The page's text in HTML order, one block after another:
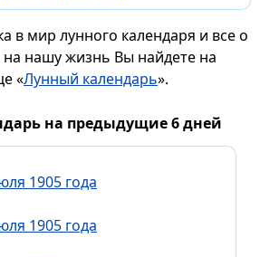
в мир лунного календаря и все о
нашу жизнь Вы найдете на
«Лунный календарь».
на предыдущие 6 дней
1905 года
1905 года